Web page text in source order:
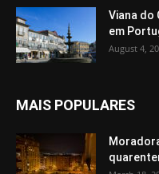
Viana do
em
August 4,
MAIS POPULARES